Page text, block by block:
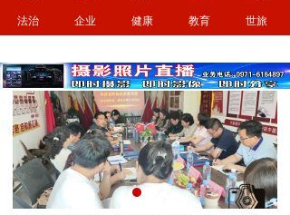
法治 企业 健康 教育 世旅